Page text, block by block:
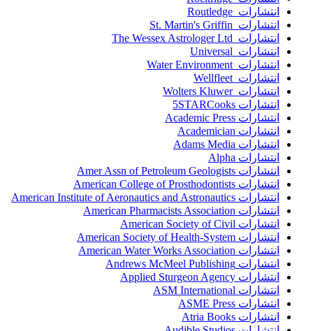
انتشارات Routledge
انتشارات St. Martin's Griffin
انتشارات The Wessex Astrologer Ltd
انتشارات Universal
انتشارات Water Environment
انتشارات Wellfleet
انتشارات Wolters Kluwer
انتشارات 5STARCooks
انتشارات Academic Press
انتشارات Academician
انتشارات Adams Media
انتشارات Alpha
انتشارات Amer Assn of Petroleum Geologists
انتشارات American College of Prosthodontists
انتشارات American Institute of Aeronautics and Astronautics
انتشارات American Pharmacists Association
انتشارات American Society of Civil
انتشارات American Society of Health-System
انتشارات American Water Works Association
انتشارات Andrews McMeel Publishing
انتشارات Applied Sturgeon Agency
انتشارات ASM International
انتشارات ASME Press
انتشارات Atria Books